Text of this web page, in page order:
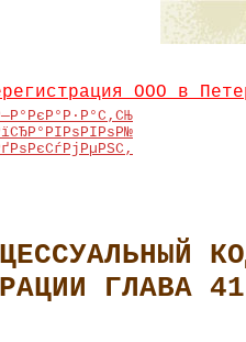
ООО в
ГЛАВА 41